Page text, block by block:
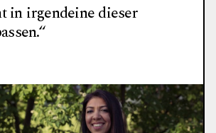
in irgendeine dieser